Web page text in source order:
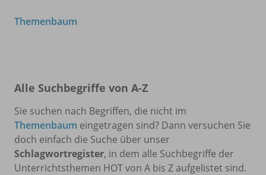
Themenbaum
Alle Suchbegriffe von A-Z
Sie suchen nach Begriffen, die nicht im
Themenbaum eingetragen sind? Dann versuchen Sie
doch einfach die Suche über unser
Schlagwortregister, in dem alle Suchbegriffe der
Unterrichtsthemen HOT von A bis Z aufgelistet sind.